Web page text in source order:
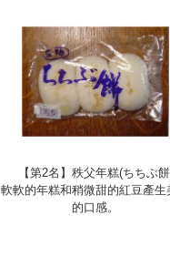
【第2名】秩父年糕(ちちぶ
軟軟的年糕和稍微甜的紅豆產生
的口感。